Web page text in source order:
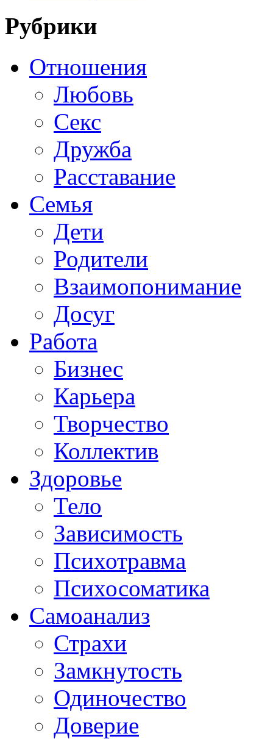
Рубрики
Отношения
Любовь
Секс
Дружба
Расставание
Семья
Дети
Родители
Взаимопонимание
Досуг
Работа
Бизнес
Карьера
Творчество
Коллектив
Здоровье
Тело
Зависимость
Психотравма
Психосоматика
Самоанализ
Страхи
Замкнутость
Одиночество
Доверие